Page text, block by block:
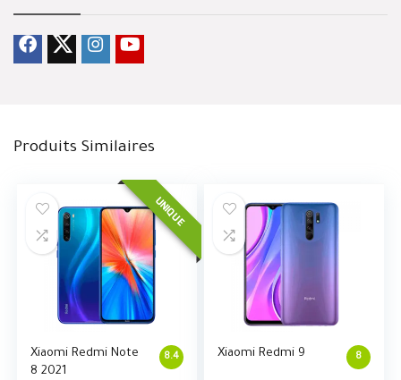
Produits Similaires
UNIQUE
8.4
Xiaomi Redmi Note
8 2021
8
Xiaomi Redmi 9